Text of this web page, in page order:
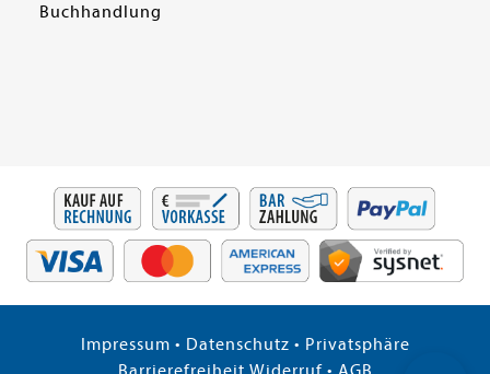
Buchhandlung
Impressum • Datenschutz • Privatsphäre